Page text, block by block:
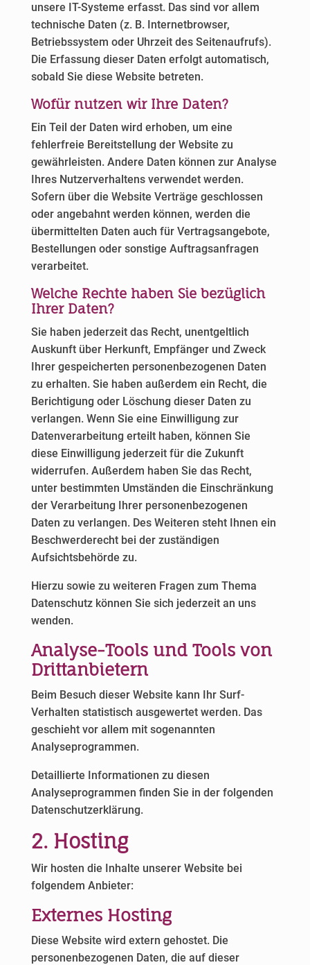
unsere IT-Systeme erfasst. Das sind vor allem
technische Daten (z. B. Internetbrowser,
Betriebssystem oder Uhrzeit des Seitenaufrufs).
Die Erfassung dieser Daten erfolgt automatisch,
sobald Sie diese Website betreten.
Wofür nutzen wir Ihre Daten?
Ein Teil der Daten wird erhoben, um eine
fehlerfreie Bereitstellung der Website zu
gewährleisten. Andere Daten können zur Analyse
Ihres Nutzerverhaltens verwendet werden.
Sofern über die Website Verträge geschlossen
oder angebahnt werden können, werden die
übermittelten Daten auch für Vertragsangebote,
Bestellungen oder sonstige Auftragsanfragen
verarbeitet.
Welche Rechte haben Sie bezüglich
Ihrer Daten?
Sie haben jederzeit das Recht, unentgeltlich
Auskunft über Herkunft, Empfänger und Zweck
Ihrer gespeicherten personenbezogenen Daten
zu erhalten. Sie haben außerdem ein Recht, die
Berichtigung oder Löschung dieser Daten zu
verlangen. Wenn Sie eine Einwilligung zur
Datenverarbeitung erteilt haben, können Sie
diese Einwilligung jederzeit für die Zukunft
widerrufen. Außerdem haben Sie das Recht,
unter bestimmten Umständen die Einschränkung
der Verarbeitung Ihrer personenbezogenen
Daten zu verlangen. Des Weiteren steht Ihnen ein
Beschwerderecht bei der zuständigen
Aufsichtsbehörde zu.
Hierzu sowie zu weiteren Fragen zum Thema
Datenschutz können Sie sich jederzeit an uns
wenden.
Analyse-Tools und Tools von
Dritt­anbietern
Beim Besuch dieser Website kann Ihr Surf-
Verhalten statistisch ausgewertet werden. Das
geschieht vor allem mit sogenannten
Analyseprogrammen.
Detaillierte Informationen zu diesen
Analyseprogrammen finden Sie in der folgenden
Datenschutzerklärung.
2. Hosting
Wir hosten die Inhalte unserer Website bei
folgendem Anbieter:
Externes Hosting
Diese Website wird extern gehostet. Die
personenbezogenen Daten, die auf dieser